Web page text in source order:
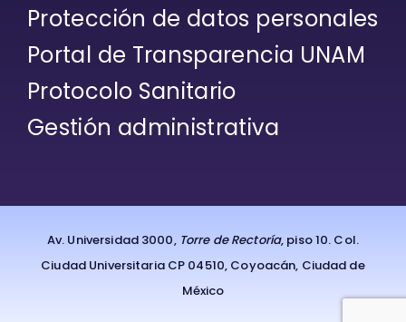
Protección de datos personales
Portal de Transparencia UNAM
Protocolo Sanitario
Gestión administrativa
Av. Universidad 3000, Torre de Rectoría, piso 10. Col.
Ciudad Universitaria CP 04510, Coyoacán, Ciudad de
México